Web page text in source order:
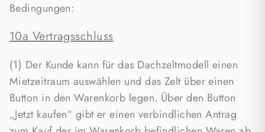
Bedingungen:
10a Vertragsschluss
(1) Der Kunde kann für das Dachzeltmodell einen
Mietzeitraum auswählen und das Zelt über einen
Button in den Warenkorb legen. Über den Button
„Jetzt kaufen“ gibt er einen verbindlichen Antrag